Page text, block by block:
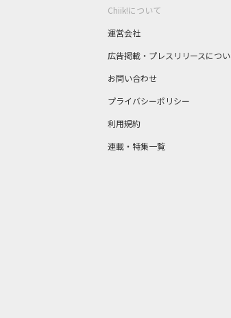
Chiik!について
運営会社
広告掲載・プレスリリースにつ
お問い合わせ
プライバシーポリシー
利用規約
連載・特集一覧